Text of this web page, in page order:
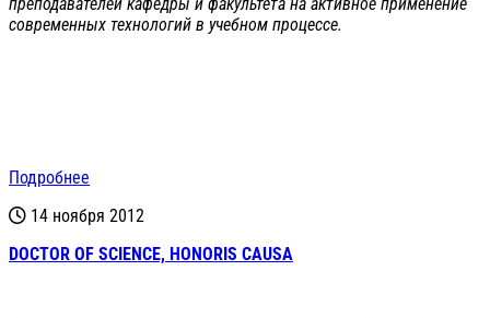
современных технологий в учебном процессе.
Подробнее
14 ноября 2012
DOCTOR OF SCIENCE, HONORIS CAUSA